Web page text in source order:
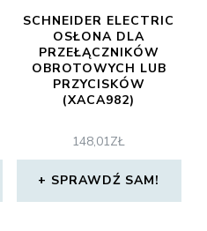
SCHNEIDER ELECTRIC
OSŁONA DLA
PRZEŁĄCZNIKÓW
OBROTOWYCH LUB
PRZYCISKÓW
(XACA982)
148,01ZŁ
SPRAWDŹ SAM!